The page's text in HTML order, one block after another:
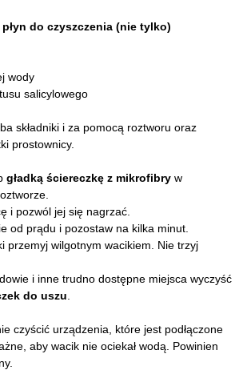
do czyszczenia (nie tylko)
wody
salicylowego
składniki i za pomocą roztworu oraz
prostownicy.
gładką ściereczkę z mikrofibry w
i pozwól jej się nagrzać.
od prądu i pozostaw na kilka minut.
przemyj wilgotnym wacikiem. Nie trzyj
i inne trudno dostępne miejsca wyczyść
do uszu
czyścić urządzenia, które jest podłączone
aby wacik nie ociekał wodą. Powinien